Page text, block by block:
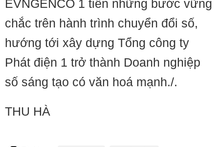
EVNGENCO 1 tiến những bước vững
chắc trên hành trình chuyển đổi số,
hướng tới xây dựng Tổng công ty
Phát điện 1 trở thành Doanh nghiệp
số sáng tạo có văn hoá mạnh./.
THU HÀ